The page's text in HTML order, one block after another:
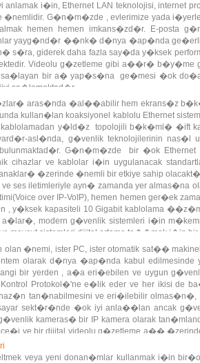
anlamak i�in, Ethernet LAN teknolojisi,
G�n�m�zde , evlerimize yada
hemen hemen imkans�zd�r. E-posta
yayg�nd�r ��nk� d�nya �ap�nda ge�erli
s�ra, giderek daha fazla say�da y�ksek
Videolu g�zetleme gibi a��r�
sa�layan bir a� yap�s�na ge�mesi �ok
sa�lamaktad�r.
aras�nda �al��abilir hem ekrans�z
kullan�lan koaksiyonel kablolu Ethernet
kablolamadan y�ld�z topolojili b�k�ml� �ift
asl�nda, g�venlik teknolojilerinin nas�l
G�n�m�zde bir �ok Ethernet
cihazlar ve kablolar i�in uygulanacak
�zerinde �nemli bir etkiye sahip
ses iletimleriyle ayn� zamanda yer
over IP-VoIP), hemen hemen ger�ek
, y�ksek kapasiteli 10 Gigabit kablolama
modern g�venlik sistemleri i�in
sistemleri dijital ortama ta��mak i�in
�nemi, ister PC, ister otomatik sat��
olarak d�nya �ap�nda kabul edilmesinde
bir yerden , a�a eri�ebilen ve uygun
Kontrol Protokol�'ne e�lik eder ve her ikisi
tan�nabilmesini ve eri�ilebilir olmas�n�,
sekt�r�nde �ok iyi anla��lan ancak
kameras� bir IP kamera olarak
ve bir dijital videolu g�zetleme a��
veya yeni donan�mlar kullanmak i�in